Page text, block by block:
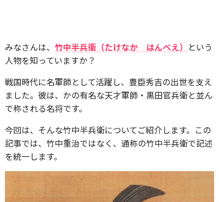
みなさんは、 竹中半兵衛（たけなか はんべえ） という
人物を知っていますか？
戦国時代に名軍師として活躍し、豊臣秀吉の出世を支え
ました。彼は、かの有名な天才軍師・黒田官兵衛と並ん
で称される名将です。
今回は、そんな竹中半兵衛についてご紹介します。この
記事では、竹中重治ではなく、通称の竹中半兵衛で記述
を統一します。